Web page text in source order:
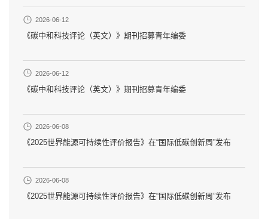
2026-06-12
《碳中和科技评论（英文）》期刊招募青年编委
2026-06-12
《碳中和科技评论（英文）》期刊招募青年编委
2026-06-08
《2025世界能源可持续性评价报告》在“国际低碳创新周”发布
2026-06-08
《2025世界能源可持续性评价报告》在“国际低碳创新周”发布